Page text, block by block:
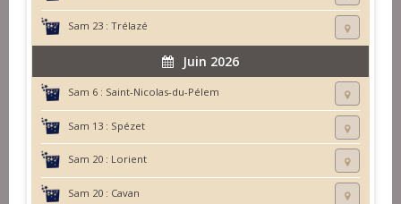
Sam 23 : Trélazé
Juin 2026
Sam 6 : Saint-Nicolas-du-Pélem
Sam 13 : Spézet
Sam 20 : Lorient
Sam 20 : Cavan